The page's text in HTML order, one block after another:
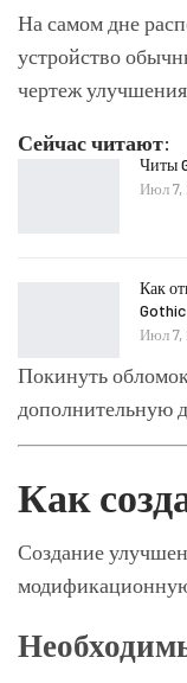
На самом дне
устройство
чертеж
Сейчас читают:
Читы
Июл 7,
Как
Июл 7,
Покинуть
дополнительную
Как
Создание